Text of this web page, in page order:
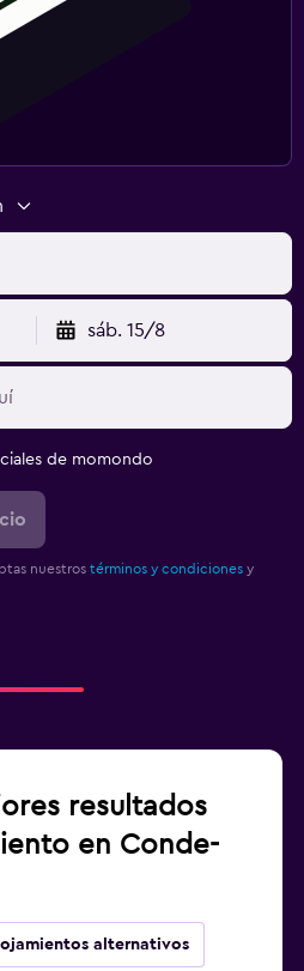
sáb. 15/8
de momondo
nuestros términos y condiciones y
resultados
en Conde-
alternativos